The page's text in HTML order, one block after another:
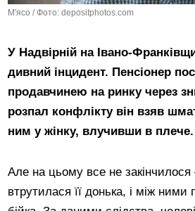
М'ясо / Фото: depositphotos.com
У Надвірній на Івано-
дивний інцидент. Пенсіонер
продавчинею на ринку через
розпал конфлікту він взяв
ним у жінку, влучивши в плече.
Але на цьому все не закінчилося
втрутилася її донька, і між